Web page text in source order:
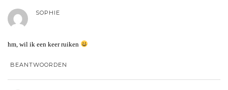
SOPHIE
hm, wil ik een keer ruiken
BEANTWOORDEN